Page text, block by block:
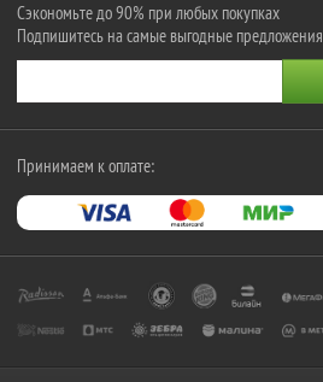
Сэкономьте до 90% при любых покупках
Подпишитесь на самые выгодные предложения
Принимаем к оплате: